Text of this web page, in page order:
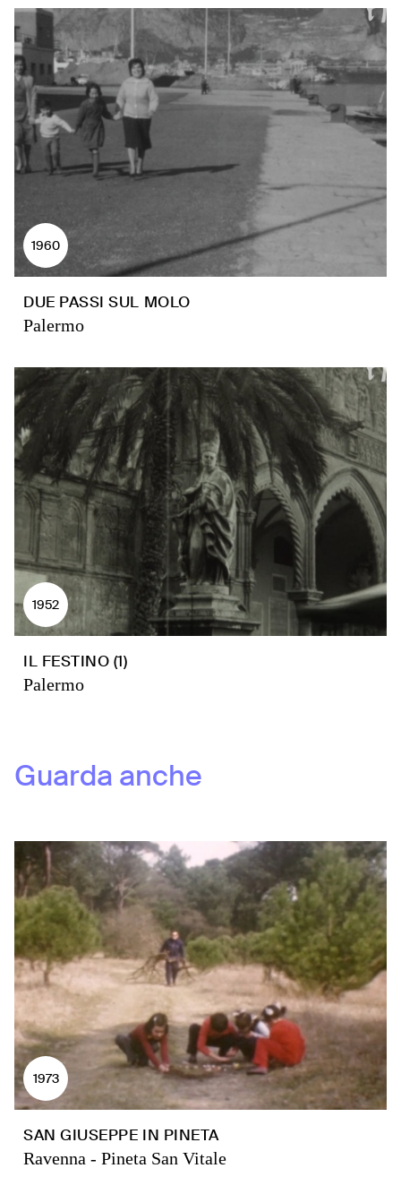
1960
DUE PASSI SUL MOLO
Palermo
1952
IL FESTINO (1)
Palermo
Guarda anche
1973
SAN GIUSEPPE IN PINETA
Ravenna - Pineta San Vitale